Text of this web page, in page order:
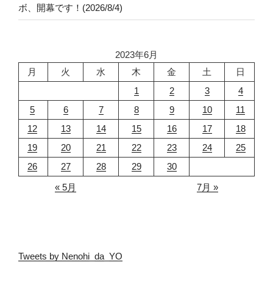
ボ、開幕です！(2026/8/4)
2023年6月
月
火 水 木 金 土
日
1
2 3
4
5
6 7 8 9 10
11
12
13 14 15 16 17
18
19
20 21 22 23 24
25
26
27 28 29
30
« 5月
7月 »
Tweets by Nenohi_da_YO